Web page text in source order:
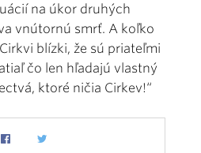
na úkor druhých
vnútornú smrť. A koľko
blízki, že sú priateľmi
čo len hľadajú vlastný
ktoré ničia Cirkev!“